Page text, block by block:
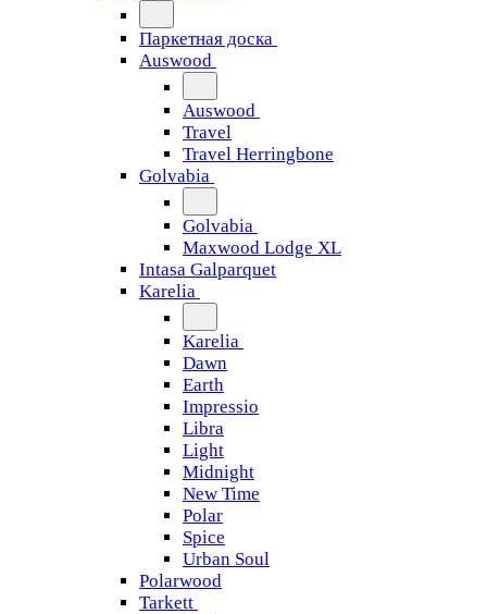
Паркетная доска
Auswood
Auswood
Travel
Travel Herringbone
Golvabia
Golvabia
Maxwood Lodge XL
Intasa Galparquet
Karelia
Karelia
Dawn
Earth
Impressio
Libra
Light
Midnight
New Time
Polar
Spice
Urban Soul
Polarwood
Tarkett